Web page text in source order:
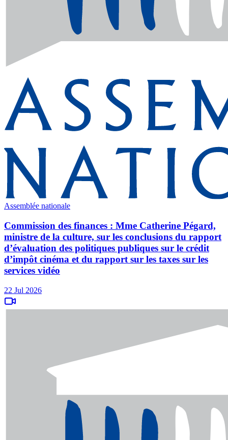
Assemblée nationale
Commission des finances : Mme Catherine Pégard,
ministre de la culture, sur les conclusions du rapport
d’évaluation des politiques publiques sur le crédit
d’impôt cinéma et du rapport sur les taxes sur les
services vidéo
22 Jul 2026